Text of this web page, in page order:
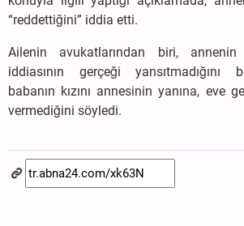
“reddettiğini” iddia etti.
Ailenin avukatlarından biri, annenin
iddiasının gerçeği yansıtmadığını
babanın kızını annesinin yanına, eve
vermediğini söyledi.